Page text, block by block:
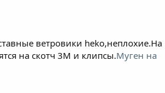
ветровики heko,неплохие.На
на скотч 3М и клипсы.Муген на